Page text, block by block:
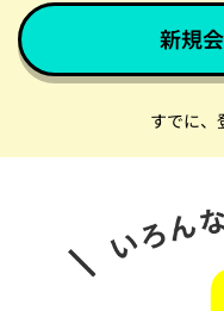
新規
すでに、